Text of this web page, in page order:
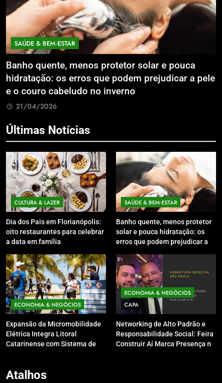
SAÚDE & BEM‑ESTAR
Banho quente, menos protetor solar e pouca
hidratação: os erros que podem prejudicar a pele
e o couro cabeludo no inverno
21/04/2026
Últimas Notícias
CULTURA & LAZER
Dia dos Pais em Florianópolis:
oito restaurantes para celebrar
a data em família
SAÚDE & BEM‑ESTAR
Banho quente, menos protetor
solar e pouca hidratação: os
erros que podem prejudicar a
inverno
ECONOMIA & NEGÓCIOS
Expansão da Micromobilidade
Elétrica Integra Litoral
Catarinense com Sistema de
ECONOMIA & NEGÓCIOS
CAPA
Networking de Alto Padrão e
Responsabilidade Social: Feira
Construir Aí Marca Presença no
Atalhos